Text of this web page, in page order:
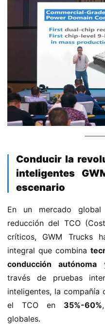
​Conducir la
inteligentes
escenario​
En un mercado
reducción del TCO
críticos, GWM Trucks
integral que combina ​
conducción autónoma​
través de pruebas
inteligentes, la compañía
el TCO en ​ ​35%-60%​
globales.